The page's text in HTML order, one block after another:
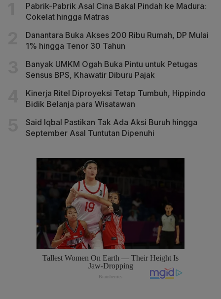
Pabrik-Pabrik Asal Cina Bakal Pindah ke Madura:
Cokelat hingga Matras
Danantara Buka Akses 200 Ribu Rumah, DP Mulai
1% hingga Tenor 30 Tahun
Banyak UMKM Ogah Buka Pintu untuk Petugas
Sensus BPS, Khawatir Diburu Pajak
Kinerja Ritel Diproyeksi Tetap Tumbuh, Hippindo
Bidik Belanja para Wisatawan
Said Iqbal Pastikan Tak Ada Aksi Buruh hingga
September Asal Tuntutan Dipenuhi